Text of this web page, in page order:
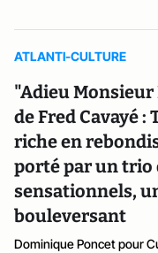
ATLANTI-CULTURE
"Adieu
de Fred Cavayé :
riche en
porté par un trio
sensationnels,
bouleversant
Dominique Poncet pour